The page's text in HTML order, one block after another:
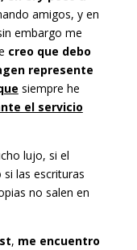
amigos, y en
embargo me
creo que debo
represente
siempre he
el servicio
lujo, si el
las escrituras
no salen en
, me encuentro